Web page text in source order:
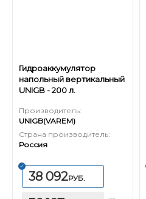
Гидроаккумулятор
напольный вертикальный
UNIGB - 200 л.
Производитель:
UNIGB(VAREM)
Страна производитель:
Россия
38 092РУБ.